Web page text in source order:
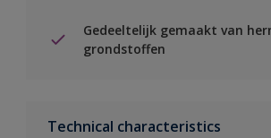
Gedeeltelijk gemaakt van
grondstoffen
Technical characteristics